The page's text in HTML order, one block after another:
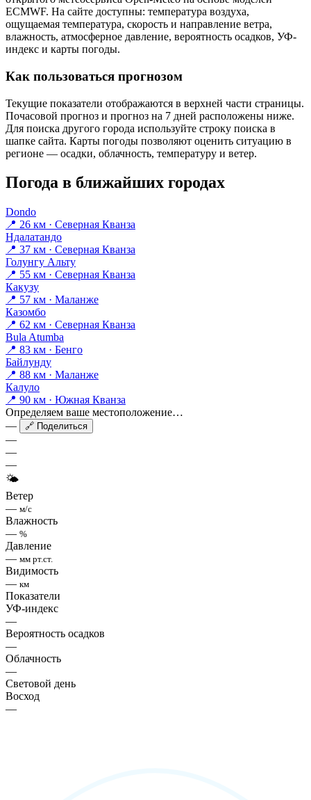
ECMWF. На сайте доступны: температура воздуха,
ощущаемая температура, скорость и направление ветра,
влажность, атмосферное давление, вероятность осадков, УФ-
индекс и карты погоды.
Как пользоваться прогнозом
Текущие показатели отображаются в верхней части страницы.
Почасовой прогноз и прогноз на 7 дней расположены ниже.
Для поиска другого города используйте строку поиска в
шапке сайта. Карты погоды позволяют оценить ситуацию в
регионе — осадки, облачность, температуру и ветер.
Погода в ближайших городах
Dondo
📍 26 км · Северная Кванза
Ндалатандо
📍 37 км · Северная Кванза
Голунгу Альту
📍 55 км · Северная Кванза
Какузу
📍 57 км · Маланже
Казомбо
📍 62 км · Северная Кванза
Bula Atumba
📍 83 км · Бенго
Байлунду
📍 88 км · Маланже
Калуло
📍 90 км · Южная Кванза
Определяем ваше местоположение…
—
🔗 Поделиться
—
—
—
🌤
Ветер
— м/с
Влажность
— %
Давление
— мм рт.ст.
Видимость
— км
Показатели
УФ-индекс
—
Вероятность осадков
—
Облачность
—
Световой день
Восход
—